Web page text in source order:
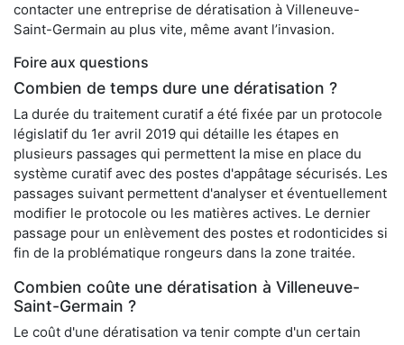
contacter une entreprise de dératisation à Villeneuve-
Saint-Germain au plus vite, même avant l’invasion.
Foire aux questions
Combien de temps dure une dératisation ?
La durée du traitement curatif a été fixée par un protocole
législatif du 1er avril 2019 qui détaille les étapes en
plusieurs passages qui permettent la mise en place du
système curatif avec des postes d'appâtage sécurisés. Les
passages suivant permettent d'analyser et éventuellement
modifier le protocole ou les matières actives. Le dernier
passage pour un enlèvement des postes et rodonticides si
fin de la problématique rongeurs dans la zone traitée.
Combien coûte une dératisation à Villeneuve-
Saint-Germain ?
Le coût d'une dératisation va tenir compte d'un certain